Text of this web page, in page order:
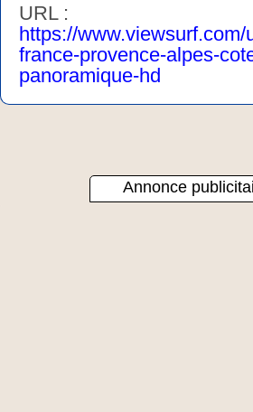
URL :
https://
france-provence-alpes-
panoramique-hd
Annonce